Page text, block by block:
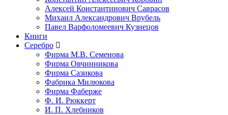
Алексей Константинович Саврасов
Михаил Александрович Врубель
Павел Варфоломеевич Кузнецов
Книги
Серебро
Фирма М.В. Семенова
Фирма Овчинникова
Фирма Сазикова
Фабрика Милюкова
Фирма Фаберже
Ф. И. Рюккерт
И. П. Хлебников